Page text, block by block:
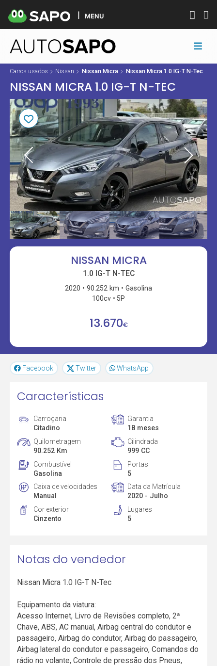
MENU
Carros usados Nissan Nissan Micra Nissan Micra 1.0 IG-T N-Tec
NISSAN MICRA 1.0 IG-T N-TEC
NISSAN MICRA
1.0 IG-T N-TEC
2020 90.252 km
Gasolina
100cv
5P
13.670€
Facebook Twitter WhatsApp
Características
Carroçaria
Citadino
Garantia
18 meses
Quilometragem
90.252 Km
Cilindrada
999 CC
Combustível
Gasolina
Portas
5
Caixa de velocidades
Manual
Data da Matrícula
2020 - Julho
Cor exterior
Cinzento
Lugares
5
Notas do vendedor
Nissan Micra 1.0 IG-T N-Tec
Equipamento da viatura:
Acesso Internet, Livro de Revisões completo, 2ª
Chave, ABS, AC manual, Airbag central do condutor e
passageiro, Airbag do condutor, Airbag do passageiro,
Airbag lateral do condutor e passageiro, Comandos do
rádio no volante, Controle de pressão dos Pneus,